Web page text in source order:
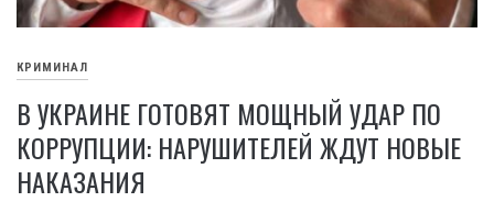
КРИМИНАЛ
В УКРАИНЕ ГОТОВЯТ МОЩНЫЙ УДАР ПО
КОРРУПЦИИ: НАРУШИТЕЛЕЙ ЖДУТ НОВЫЕ
НАКАЗАНИЯ